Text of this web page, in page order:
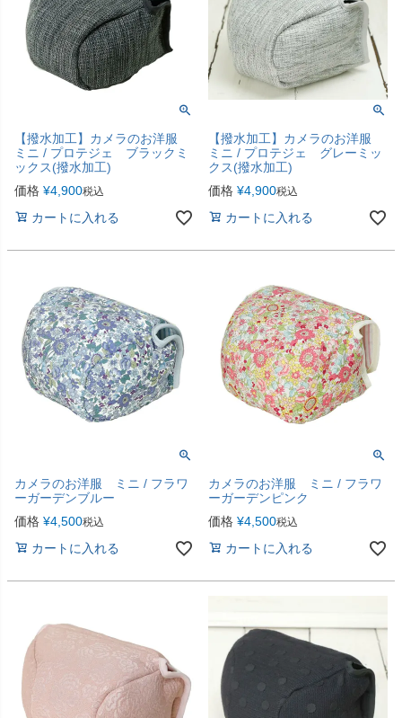
【撥水加工】カメラのお洋服
ミニ / プロテジェ ブラックミ
ックス(撥水加工)
価格 ¥4,900税込
カートに入れる
【撥水加工】カメラのお洋服
ミニ / プロテジェ グレーミッ
クス(撥水加工)
価格 ¥4,900税込
カートに入れる
カメラのお洋服 ミニ / フラワ
ーガーデンブルー
価格 ¥4,500税込
カートに入れる
カメラのお洋服 ミニ / フラワ
ーガーデンピンク
価格 ¥4,500税込
カートに入れる